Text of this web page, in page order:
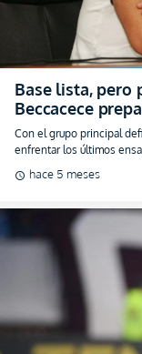
enfrentar los últimos
hace 5 meses